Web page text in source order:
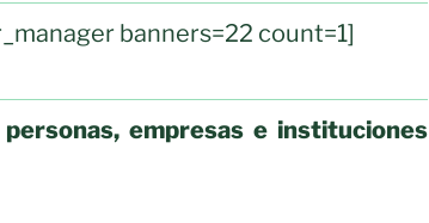
banners=22 count=1]
empresas e instituciones